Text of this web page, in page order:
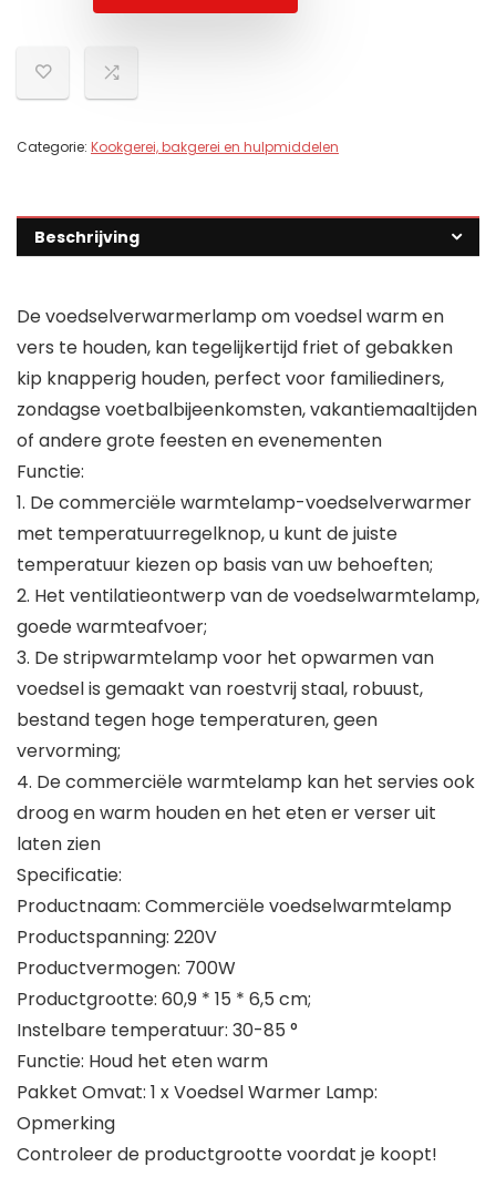
Categorie: Kookgerei, bakgerei en hulpmiddelen
Beschrijving
De voedselverwarmerlamp om voedsel warm en
vers te houden, kan tegelijkertijd friet of gebakken
kip knapperig houden, perfect voor familiediners,
zondagse voetbalbijeenkomsten, vakantiemaaltijden
of andere grote feesten en evenementen
Functie:
1. De commerciële warmtelamp-voedselverwarmer
met temperatuurregelknop, u kunt de juiste
temperatuur kiezen op basis van uw behoeften;
2. Het ventilatieontwerp van de voedselwarmtelamp,
goede warmteafvoer;
3. De stripwarmtelamp voor het opwarmen van
voedsel is gemaakt van roestvrij staal, robuust,
bestand tegen hoge temperaturen, geen
vervorming;
4. De commerciële warmtelamp kan het servies ook
droog en warm houden en het eten er verser uit
laten zien
Specificatie:
Productnaam: Commerciële voedselwarmtelamp
Productspanning: 220V
Productvermogen: 700W
Productgrootte: 60,9 * 15 * 6,5 cm;
Instelbare temperatuur: 30-85 °
Functie: Houd het eten warm
Pakket Omvat: 1 x Voedsel Warmer Lamp:
Opmerking
Controleer de productgrootte voordat je koopt!